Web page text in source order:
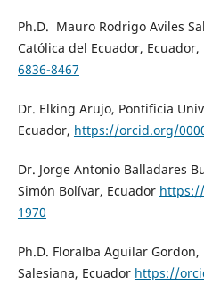
Ph.D. Mauro Rodrigo Aviles
Católica del Ecuador, Ecuador,
6836-8467
Dr. Elking Arujo, Pontificia
Ecuador, https://orcid.org/
Dr. Jorge Antonio Balladares
Simón Bolívar, Ecuador
1970
Ph.D. Floralba Aguilar
Salesiana, Ecuador https://